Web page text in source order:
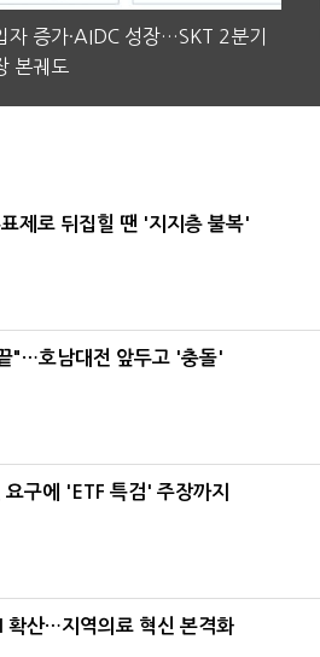
자 증가·AIDC 성장…SKT 2분기
본궤도
제로 뒤집힐 땐 '지지층 불복'
"…호남대전 앞두고 '충돌'
구에 'ETF 특검' 주장까지
확산…지역의료 혁신 본격화